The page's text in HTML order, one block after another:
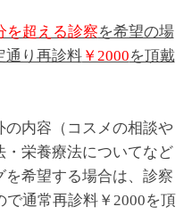
を超える診察を希望の場
通り再診料￥2000を頂戴
内容（コスメの相談や
栄養療法についてなど
希望する場合は、診察
通常再診料￥2000を頂